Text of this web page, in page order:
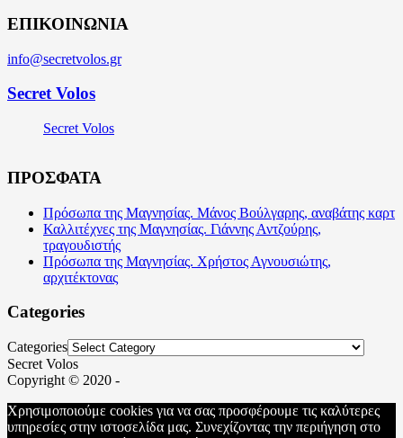
ΕΠΙΚΟΙΝΩΝΙΑ
info@secretvolos.gr
Secret Volos
Secret Volos
ΠΡΟΣΦΑΤΑ
Πρόσωπα της Μαγνησίας. Μάνος Βούλγαρης, αναβάτης καρτ
Καλλιτέχνες της Μαγνησίας. Γιάννης Αντζούρης,
τραγουδιστής
Πρόσωπα της Μαγνησίας. Χρήστος Αγνουσιώτης,
αρχιτέκτονας
Categories
Categories
Secret Volos
Copyright © 2020 -
Χρησιμοποιούμε cookies για να σας προσφέρουμε τις καλύτερες
υπηρεσίες στην ιστοσελίδα μας. Συνεχίζοντας την περιήγηση στο